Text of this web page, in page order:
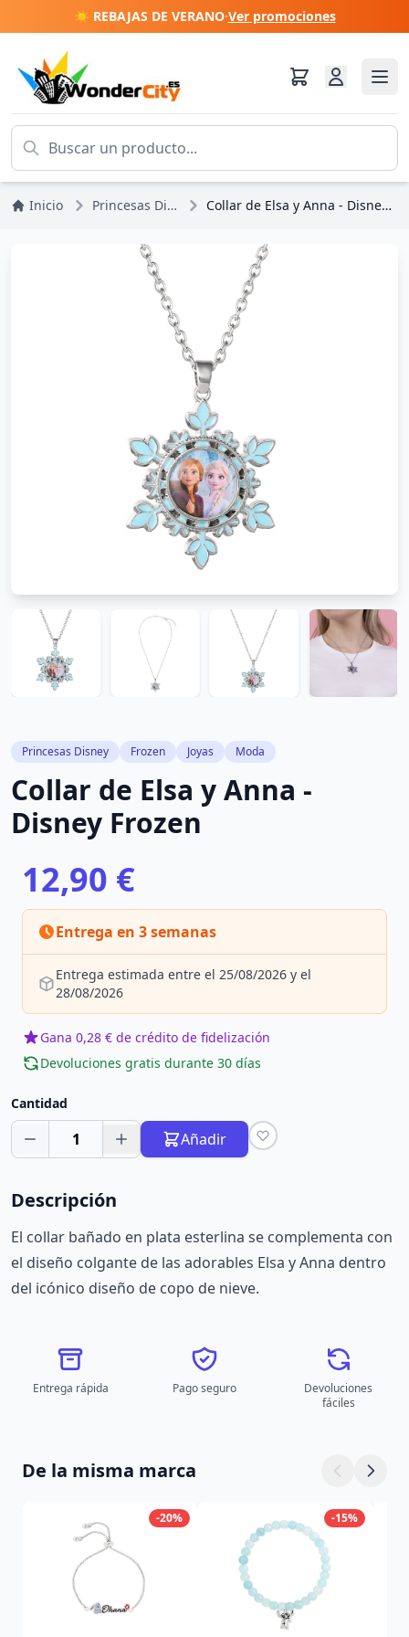
☀️ REBAJAS DE VERANO·Ver promociones
Inicio Princesas Disney Collar de Elsa y Anna - Disney Frozen
Princesas Disney Frozen Joyas Moda
Collar de Elsa y Anna -
Disney Frozen
12,90 €
Entrega en 3 semanas
Entrega estimada entre el 25/08/2026 y el
28/08/2026
Gana 0,28 € de crédito de fidelización
Devoluciones gratis durante 30 días
Cantidad
1 Añadir
Descripción
El collar bañado en plata esterlina se complementa con
el diseño colgante de las adorables Elsa y Anna dentro
del icónico diseño de copo de nieve.
Entrega rápida Pago seguro
Devoluciones
fáciles
De la misma marca
-20% -15%